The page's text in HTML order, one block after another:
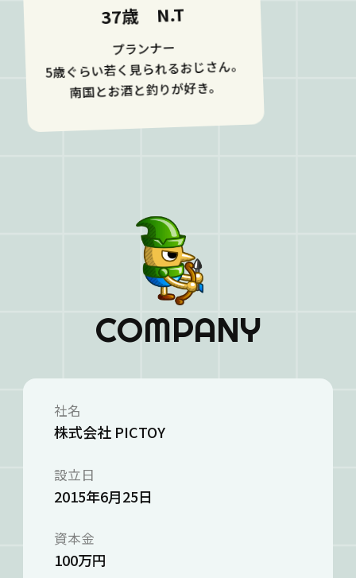
37歳 N.T
プランナー
5歳ぐらい若く見られるおじさん。
南国とお酒と釣りが好き。
COMPANY
社名
株式会社 PICTOY
設立日
2015年6月25日
資本金
100万円